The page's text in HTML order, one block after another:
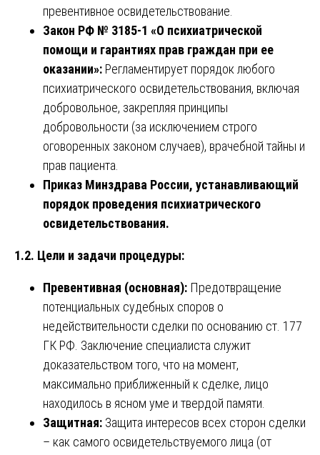
превентивное освидетельствование.
Закон РФ № 3185-1 «О психиатрической
помощи и гарантиях прав граждан при ее
оказании»: Регламентирует порядок любого
психиатрического освидетельствования, включая
добровольное, закрепляя принципы
добровольности (за исключением строго
оговоренных законом случаев), врачебной тайны и
прав пациента.
Приказ Минздрава России, устанавливающий
порядок проведения психиатрического
освидетельствования.
1.2. Цели и задачи процедуры:
Превентивная (основная): Предотвращение
потенциальных судебных споров о
недействительности сделки по основанию ст. 177
ГК РФ. Заключение специалиста служит
доказательством того, что на момент,
максимально приближенный к сделке, лицо
находилось в ясном уме и твердой памяти.
Защитная: Защита интересов всех сторон сделки
– как самого освидетельствуемого лица (от